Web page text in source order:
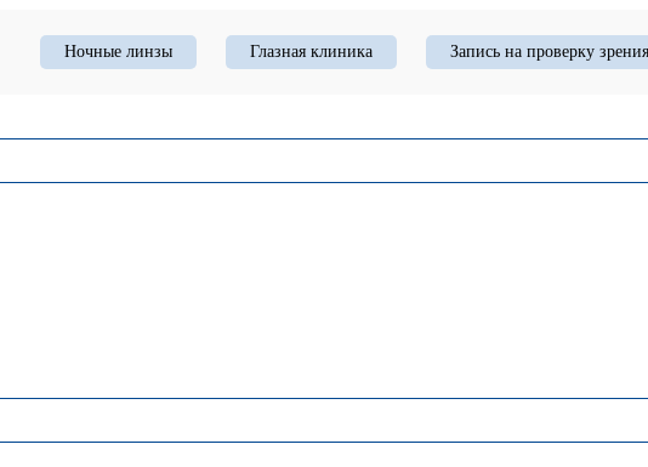
Ночные линзы Глазная клиника Запись на проверку зрения